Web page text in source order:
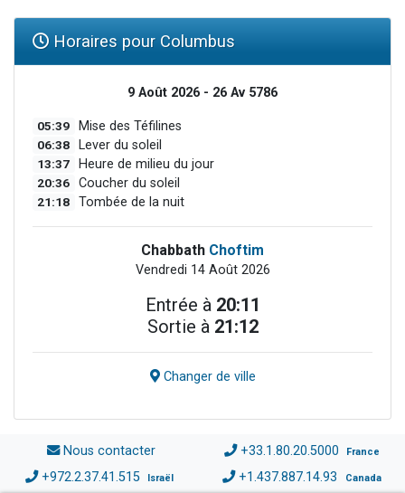
Horaires pour Columbus
9 Août 2026 - 26 Av 5786
05:39 Mise des Téfilines
06:38 Lever du soleil
13:37 Heure de milieu du jour
20:36 Coucher du soleil
21:18 Tombée de la nuit
Chabbath Choftim
Vendredi 14 Août 2026
Entrée à 20:11
Sortie à 21:12
Changer de ville
Nous contacter +33.1.80.20.5000 France
+972.2.37.41.515 Israël +1.437.887.14.93 Canada